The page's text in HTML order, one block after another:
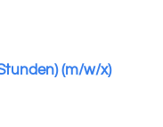
(m/w/x)